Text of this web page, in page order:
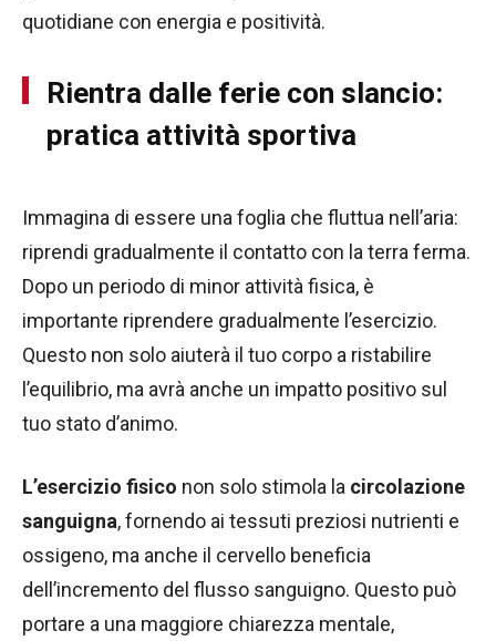
quotidiane con energia e positività.
Rientra dalle ferie con slancio:
pratica attività sportiva
Immagina di essere una foglia che fluttua nell’aria:
riprendi gradualmente il contatto con la terra ferma.
Dopo un periodo di minor attività fisica, è
importante riprendere gradualmente l’esercizio.
Questo non solo aiuterà il tuo corpo a ristabilire
l’equilibrio, ma avrà anche un impatto positivo sul
tuo stato d’animo.
L’esercizio fisico non solo stimola la circolazione
sanguigna, fornendo ai tessuti preziosi nutrienti e
ossigeno, ma anche il cervello beneficia
dell’incremento del flusso sanguigno. Questo può
portare a una maggiore chiarezza mentale,